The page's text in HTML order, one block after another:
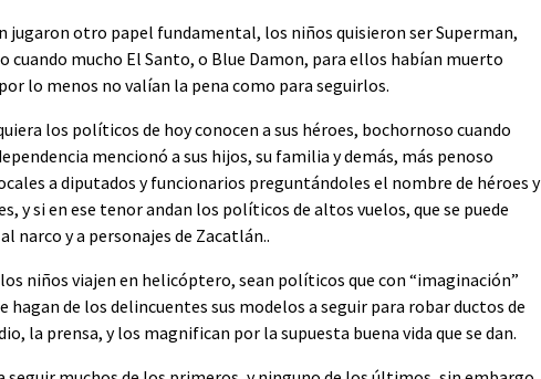
jugaron otro papel fundamental, los niños quisieron ser Superman,
cuando mucho El Santo, o Blue Damon, para ellos habían muerto
lo menos no valían la pena como para seguirlos.
los políticos de hoy conocen a sus héroes, bochornoso cuando
mencionó a sus hijos, su familia y demás, más penoso
a diputados y funcionarios preguntándoles el nombre de héroes y
y si en ese tenor andan los políticos de altos vuelos, que se puede
narco y a personajes de Zacatlán..
niños viajen en helicóptero, sean políticos que con “imaginación”
de los delincuentes sus modelos a seguir para robar ductos de
la prensa, y los magnifican por la supuesta buena vida que se dan.